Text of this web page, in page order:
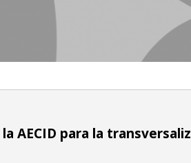
la AECID para la